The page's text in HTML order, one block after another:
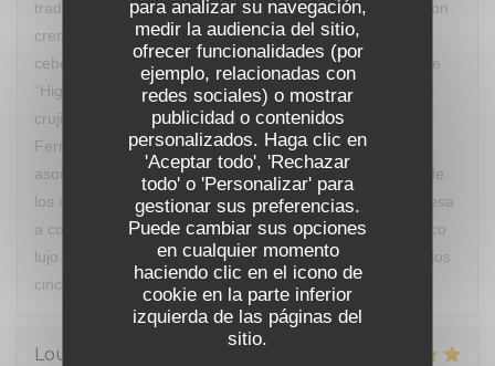
para analizar su navegación,
medir la audiencia del sitio,
ofrecer funcionalidades (por
ejemplo, relacionadas con
redes sociales) o mostrar
publicidad o contenidos
personalizados. Haga clic en
'Aceptar todo', 'Rechazar
todo' o 'Personalizar' para
gestionar sus preferencias.
Puede cambiar sus opciones
en cualquier momento
haciendo clic en el icono de
cookie en la parte inferior
izquierda de las páginas del
sitio.
tradicional aplicado a las vieiras, “Pièce de boeuf grillé” con
cremoso de gorgonzola, polenta crujiente, compota de
cebolla roja y nueces tostadas, cerrando con un postre de
“Higos asados al vino tinto especiado, crema de vainilla y
crujiente de pistacho". El maridaje lo aportó un Château
Ferran de Pessac Léognan Con frecuencia el Chef va
asomándose, con discreción, para observar la reacción de
los comensales a sus creaciones, saliendo en la sobremesa
a comentar y explicar los procesos. Un desfile de auténtico
lujo culinario el que te ofrecen desde principio al final de los
cinco pases.
Lourdes